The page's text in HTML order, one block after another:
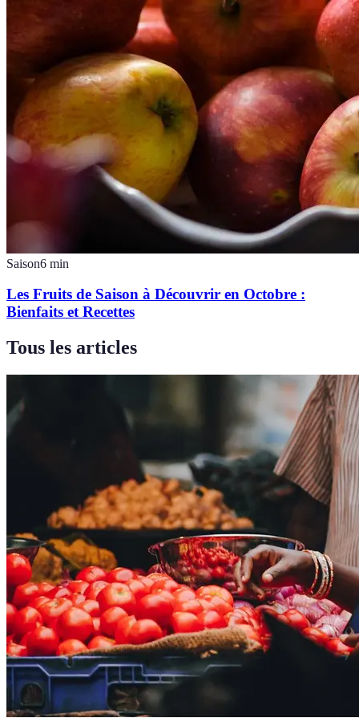
Saison6 min
Les Fruits de Saison à Découvrir en Octobre :
Bienfaits et Recettes
Tous les articles